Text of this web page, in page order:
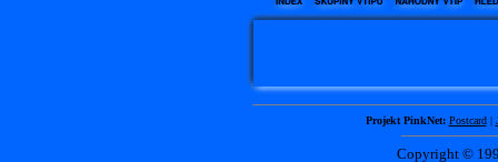
Projekt PinkNet: Postcard|
Copyright ©